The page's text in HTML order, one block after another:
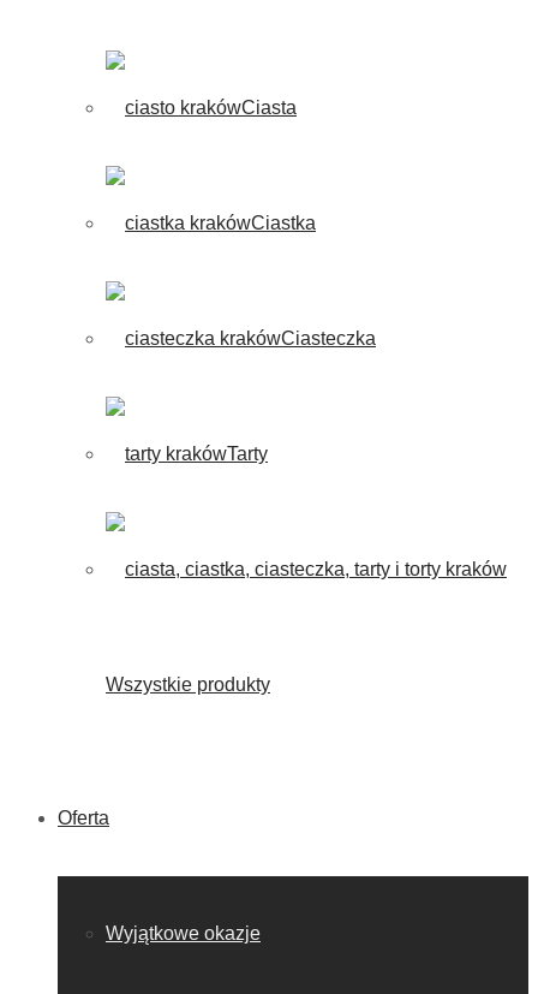
Ciasta
Ciastka
Ciasteczka
Tarty
Wszystkie produkty
Oferta
Wyjątkowe okazje